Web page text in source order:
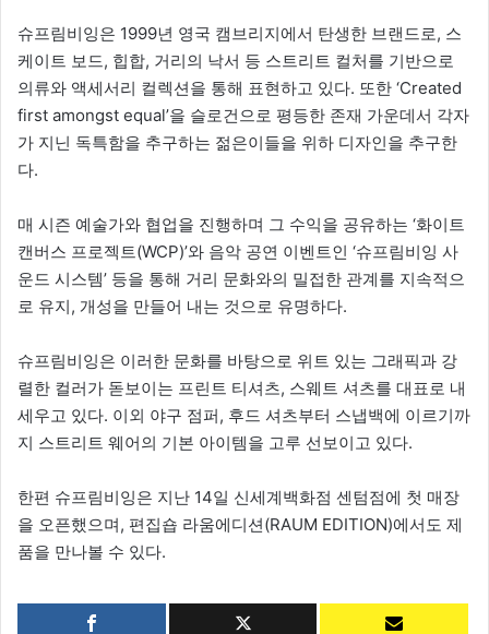
슈프림비잉은 1999년 영국 캠브리지에서 탄생한 브랜드로, 스
케이트 보드, 힙합, 거리의 낙서 등 스트리트 컬처를 기반으로
의류와 액세서리 컬렉션을 통해 표현하고 있다. 또한 ‘Created
first amongst equal’을 슬로건으로 평등한 존재 가운데서 각자
가 지닌 독특함을 추구하는 젊은이들을 위하 디자인을 추구한
다.
매 시즌 예술가와 협업을 진행하며 그 수익을 공유하는 ‘화이트
캔버스 프로젝트(WCP)’와 음악 공연 이벤트인 ‘슈프림비잉 사
운드 시스템’ 등을 통해 거리 문화와의 밀접한 관계를 지속적으
로 유지, 개성을 만들어 내는 것으로 유명하다.
슈프림비잉은 이러한 문화를 바탕으로 위트 있는 그래픽과 강
렬한 컬러가 돋보이는 프린트 티셔츠, 스웨트 셔츠를 대표로 내
세우고 있다. 이외 야구 점퍼, 후드 셔츠부터 스냅백에 이르기까
지 스트리트 웨어의 기본 아이템을 고루 선보이고 있다.
한편 슈프림비잉은 지난 14일 신세계백화점 센텀점에 첫 매장
을 오픈했으며, 편집숍 라움에디션(RAUM EDITION)에서도 제
품을 만나볼 수 있다.